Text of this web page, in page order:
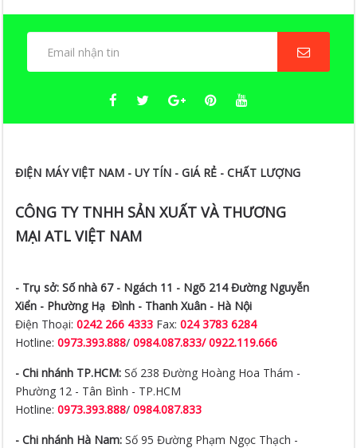
ĐIỆN MÁY VIỆT NAM - UY TÍN - GIÁ RẺ - CHẤT LƯỢNG
CÔNG TY TNHH SẢN XUẤT VÀ THƯƠNG
MẠI ATL VIỆT NAM
- Trụ sở: Số nhà 67 - Ngách 11 - Ngõ 214 Đường Nguyễn
Xiển - Phường Hạ Đình - Thanh Xuân - Hà Nội
Điện Thoại:0242 266 4333 Fax:024 3783 6284
Hotline:0973.393.888/0984.087.833/ 0922.119.666
- Chi nhánh TP.HCM: Số 238 Đường Hoàng Hoa Thám -
Phường 12 - Tân Bình - TP.HCM
Hotline:0973.393.888/0984.087.833
- Chi nhánh Hà Nam: Số 95 Đường Phạm Ngọc Thạch -